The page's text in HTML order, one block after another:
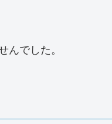
でした。